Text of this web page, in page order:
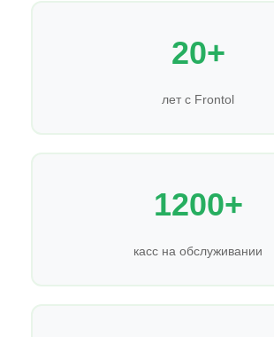
20+
лет с Frontol
1200+
касс на обслуживании